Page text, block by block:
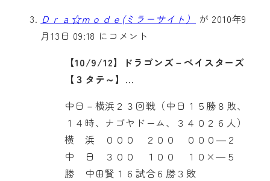
Ｄｒａ☆ｍｏｄｅ(ミラーサイト）
が 2010年9
月13日 09:18 にコメント
【10/9/12】ドラゴンズ－ベイスターズ
【３タテ～】…
中日－横浜２３回戦（中日１５勝８敗、
１４時、ナゴヤドーム、３４０２６人）
横 浜 ０００ ２００ ０００―２
中 日 ３００ １００ １０×―５
勝 中田賢１６試合６勝３敗